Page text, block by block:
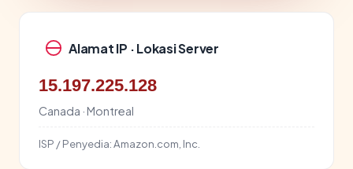
Alamat IP · Lokasi Server
15.197.225.128
Canada · Montreal
ISP / Penyedia:Amazon.com, Inc.